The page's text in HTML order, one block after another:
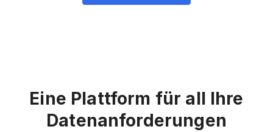
Eine Plattform für all Ihre
Datenanforderungen